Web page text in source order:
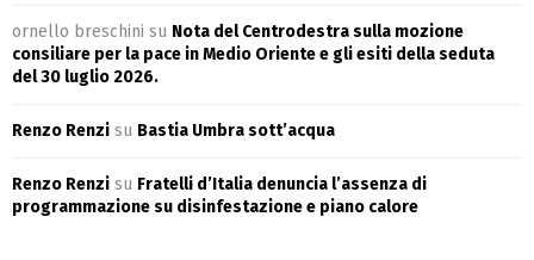
ornello breschini su Nota del Centrodestra sulla mozione
consiliare per la pace in Medio Oriente e gli esiti della seduta
del 30 luglio 2026.
Renzo Renzi su Bastia Umbra sott’acqua
Renzo Renzi su Fratelli d’Italia denuncia l’assenza di
programmazione su disinfestazione e piano calore